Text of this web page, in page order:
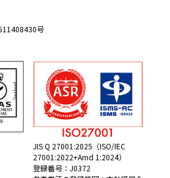
号
JIS Q 27001:2025（ISO/IEC
27001:2022+Amd 1:2024）
登録番号：J0372